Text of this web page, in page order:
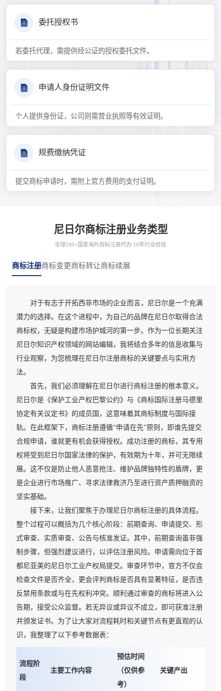
委托授权书
若委托代理，需提供经公证的授权委托文件。
申请人身份证明文件
个人提供身份证，公司则需营业执照等有效证明。
规费缴纳凭证
提交商标申请时，需附上官方费用的支付证明。
尼日尔商标注册业务类型
全球180+国家海外商标注册代办 10年行业经验
商标注册商标变更商标转让商标续展
对于有志于开拓西非市场的企业而言，尼日尔是一个充满
潜力的选择。在这个进程中，为自己的品牌在尼日尔取得合法
商标权，无疑是构建市场护城河的第一步。作为一位长期关注
尼日尔知识产权领域的网站编辑，我将结合多年的信息收集与
行业观察，为您梳理在尼日尔注册商标的关键要点与实用方
法。
首先，我们必须理解在尼日尔进行商标注册的根本意义。
尼日尔是《保护工业产权巴黎公约》与《商标国际注册马德里
协定有关议定书》的成员国，这意味着其商标制度与国际接
轨。在此框架下，商标注册遵循“申请在先”原则，即谁先提交
合规申请，谁就更有机会获得授权。成功注册的商标，其专用
权将受到尼日尔国家法律的保护，有效期为十年，并可无限续
展。这不仅是防止他人恶意抢注、维护品牌独特性的盾牌，更
是企业进行市场推广、寻求法律救济乃至进行资产质押融资的
坚实基础。
接下来，让我们聚焦于办理尼日尔商标注册的具体流程。
整个过程可以概括为几个核心阶段：前期查询、申请提交、形
式审查、实质审查、公告与核准发证。其中，前期查询虽非强
制步骤，但强烈建议进行，以评估注册风险。申请需向位于首
都尼亚美的尼日尔工业产权局提交。审查环节中，官方不仅会
检查文件是否齐全，更会评判商标是否具有显著特征，是否违
反禁用条款或与在先权利冲突。顺利通过审查的商标将进入公
告期，接受公众监督。若无异议或异议不成立，即可获准注册
并颁发证书。为了让大家对流程耗时和关键节点有更直观的认
识，我整理了以下参考数据表：
流程阶
段
主要工作内容
预估时间
（仅供参
考）
关键产出